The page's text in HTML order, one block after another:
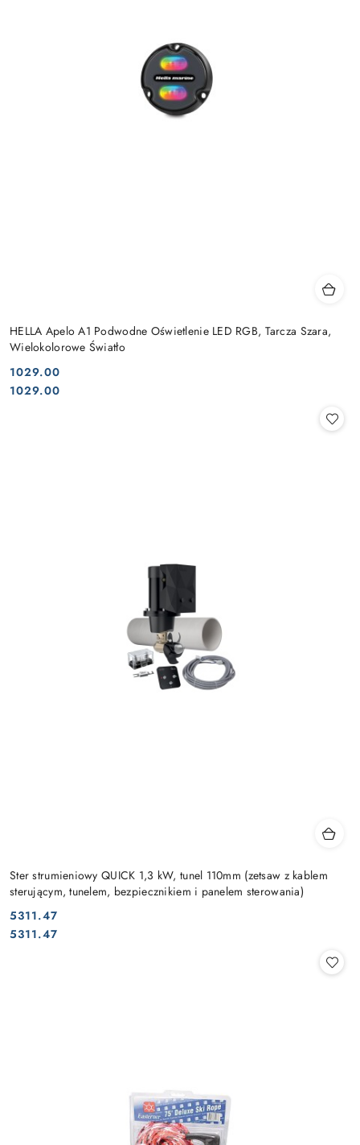
HELLA Apelo A1 Podwodne Oświetlenie LED RGB, Tarcza Szara,
Wielokolorowe Światło
Cena:
1029.00
Cena:
1029.00
Ster strumieniowy QUICK 1,3 kW, tunel 110mm (zetsaw z kablem
sterującym, tunelem, bezpiecznikiem i panelem sterowania)
Cena:
5311.47
Cena:
5311.47